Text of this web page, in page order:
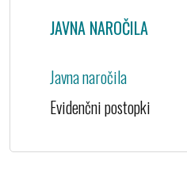
JAVNA NAROČILA
Javna naročila
Evidenčni postopki